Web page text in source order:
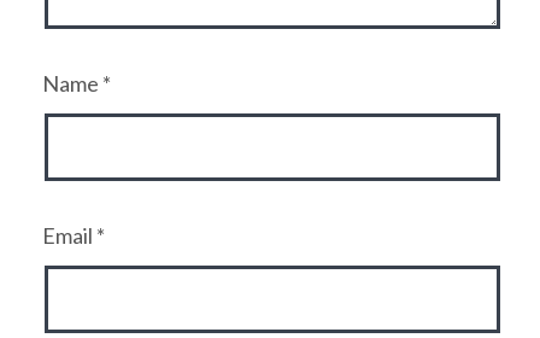
Name *
Email *